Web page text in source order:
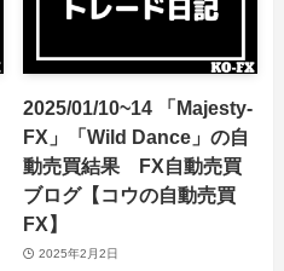
2025/01/10~14 「Majesty-
FX」「Wild Dance」の自
動売買結果 FX自動売買
ブログ【コウの自動売買
FX】
2025年2月2日